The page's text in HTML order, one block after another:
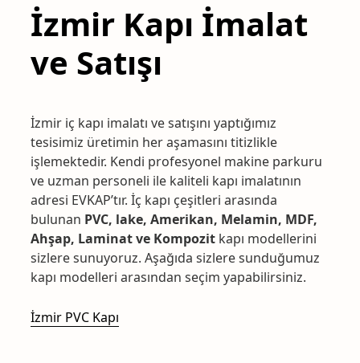
İzmir Kapı İmalat
ve Satışı
İzmir iç kapı imalatı ve satışını yaptığımız
tesisimiz üretimin her aşamasını titizlikle
işlemektedir. Kendi profesyonel makine parkuru
ve uzman personeli ile kaliteli kapı imalatının
adresi EVKAP’tır. İç kapı çeşitleri arasında
bulunan PVC, lake, Amerikan, Melamin, MDF,
Ahşap, Laminat ve Kompozit kapı modellerini
sizlere sunuyoruz. Aşağıda sizlere sunduğumuz
kapı modelleri arasından seçim yapabilirsiniz.
İzmir PVC Kapı